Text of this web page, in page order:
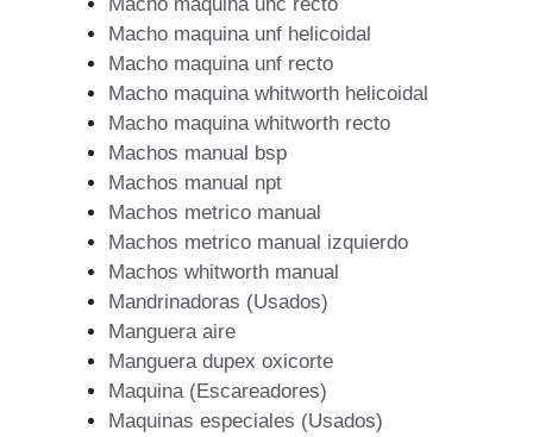
Macho maquina unf helicoidal
Macho maquina unf recto
Macho maquina whitworth helicoidal
Macho maquina whitworth recto
Machos manual bsp
Machos manual npt
Machos metrico manual
Machos metrico manual izquierdo
Machos whitworth manual
Mandrinadoras (Usados)
Manguera aire
Manguera dupex oxicorte
Maquina (Escareadores)
Maquinas especiales (Usados)